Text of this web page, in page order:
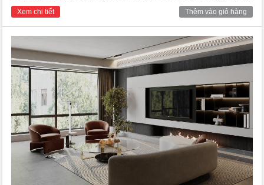
hoặc làm vp công ty. Vị trí đep, giao thuông thuận tiện
Xem chi tiết Thêm vào giỏ hàng